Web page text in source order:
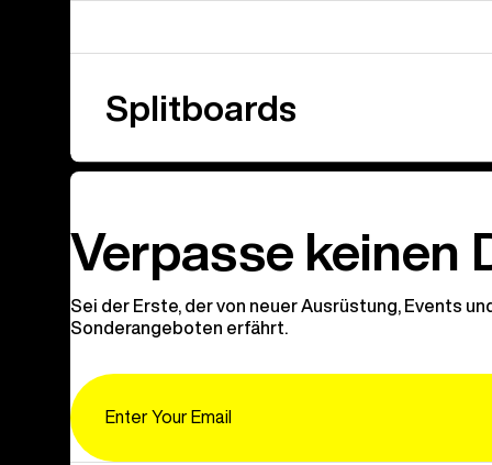
Splitboards
Verpasse keinen
Sei der Erste, der von neuer Ausrüstung, Events
Sonderangeboten erfährt.